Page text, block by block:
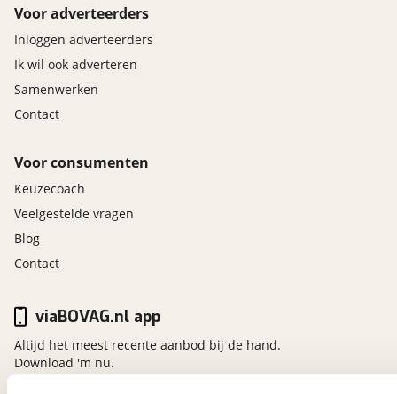
Voor adverteerders
Inloggen adverteerders
Ik wil ook adverteren
Samenwerken
Contact
Voor consumenten
Keuzecoach
Veelgestelde vragen
Blog
Contact
viaBOVAG.nl app
Altijd het meest recente aanbod bij de hand.
Download 'm nu.